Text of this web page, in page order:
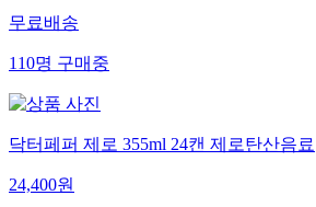
무료배송
110명구매중
닥터페퍼 제로 355ml 24캔 제로탄산음료
24,400원